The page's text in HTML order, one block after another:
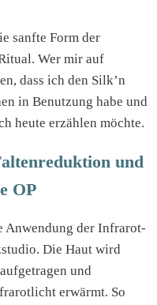
sanfte Form der
Wer mir auf
dass ich den Silk’n
in Benutzung habe und
heute erzählen möchte.
und
OP
Anwendung der Infrarot-
Die Haut wird
und
erwärmt. So